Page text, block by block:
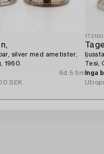
silver med ametister,
1960.
6d 5 tim
SEK
Tesi,
Inga